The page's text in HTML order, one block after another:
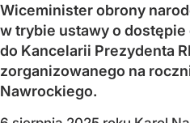
Wiceminister obrony
w trybie ustawy o
do Kancelarii Prezydenta
zorganizowanego na
Nawrockiego.